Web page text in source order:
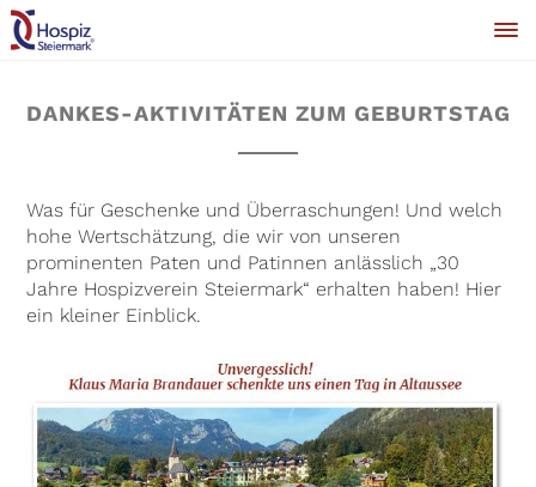
DANKES-AKTIVITÄTEN ZUM GEBURTSTAG
Was für Geschenke und Überraschungen! Und welch
hohe Wertschätzung, die wir von unseren
prominenten Paten und Patinnen anlässlich „30
Jahre Hospizverein Steiermark“ erhalten haben! Hier
ein kleiner Einblick.